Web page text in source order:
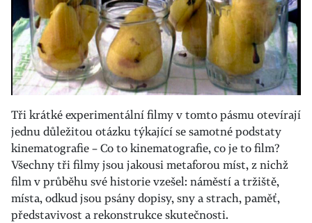
Tři krátké experimentální filmy v tomto pásmu otevírají
jednu důležitou otázku týkající se samotné podstaty
kinematografie – Co to kinematografie, co je to film?
Všechny tři filmy jsou jakousi metaforou míst, z nichž
film v průběhu své historie vzešel: náměstí a tržiště,
místa, odkud jsou psány dopisy, sny a strach, paměť,
představivost a rekonstrukce skutečnosti.